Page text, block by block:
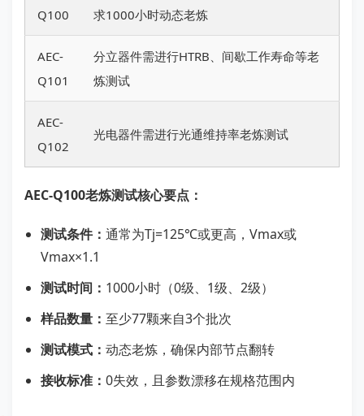
Q100 求1000小时动态老炼
AEC-
Q101
分立器件需进行HTRB、间歇工作寿命等老
炼测试
AEC-
Q102
光电器件需进行光通维持率老炼测试
AEC-Q100老炼测试核心要点：
测试条件： 通常为Tj=125℃或更高，Vmax或
Vmax×1.1
测试时间： 1000小时（0级、1级、2级）
样品数量： 至少77颗来自3个批次
测试模式： 动态老炼，确保内部节点翻转
接收标准： 0失效，且参数漂移在规格范围内